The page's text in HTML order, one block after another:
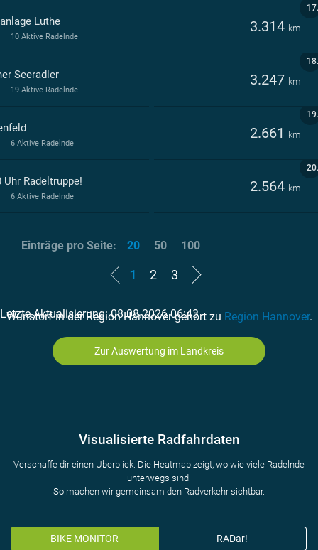
17.
Luthe 3.314 km
10 Aktive Radelnde
18.
Seeradler 3.247 km
19 Aktive Radelnde
19.
2.661 km
6 Aktive Radelnde
20.
Uhr Radeltruppe! 2.564 km
6 Aktive Radelnde
1 2 3
Letzte Aktualisierung: 08.08.2026 06:43
Einträge pro Seite: 20 50 100
Wunstorf in der Region Hannover gehört zu Region Hannover.
Zur Auswertung im Landkreis
Visualisierte Radfahrdaten
Verschaffe dir einen Überblick: Die Heatmap zeigt, wo wie viele Radelnde
unterwegs sind.
So machen wir gemeinsam den Radverkehr sichtbar.
BIKE MONITOR RADar!